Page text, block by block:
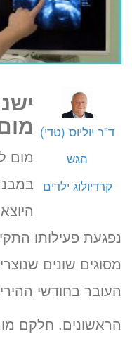
ד”ר יוליוס (טדי)
הגש
קרדיולוג ילדים
מום
נפגעת פעילותו
מסוגים שונים
העובר בחודשי
הראשונים. חלקם